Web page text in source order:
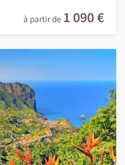
à partir de 1 090 €